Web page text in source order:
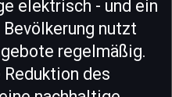
elektrisch - und ein
nutzt
regelmäßig.
des